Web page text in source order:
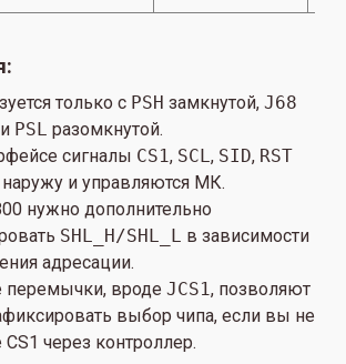
только с PSH замкнутой, J68
PSL разомкнутой.
сигналы CS1, SCL , SID, RST
и управляются МК.
нужно дополнительно
SHL_H/SHL_L в зависимости
адресации.
перемычки, вроде JCS1, позволяют
выбор чипа, если вы не
CS1 через контроллер.